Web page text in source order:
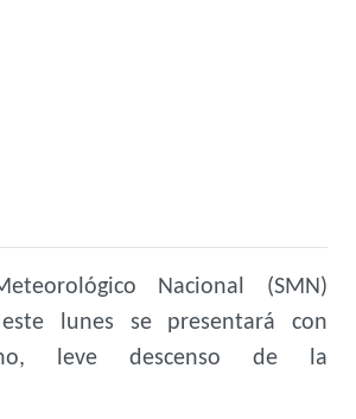
Nacional (SMN)
lunes se presentará con
leve descenso de la